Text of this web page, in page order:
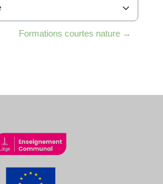
Formations courtes nature →